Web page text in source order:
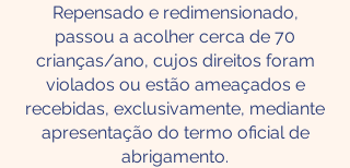
Repensado e redimensionado,
passou a acolher cerca de 70
crianças/ano, cujos direitos foram
violados ou estão ameaçados e
recebidas, exclusivamente, mediante
apresentação do termo oficial de
abrigamento.